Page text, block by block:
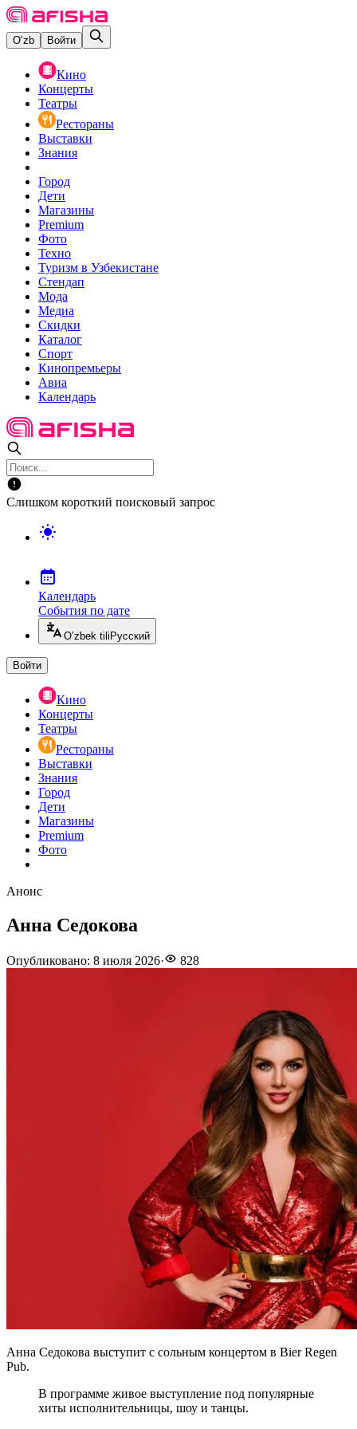
O‘zb Войти
Кино
Концерты
Театры
Рестораны
Выставки
Знания
Город
Дети
Магазины
Premium
Фото
Техно
Туризм в Узбекистане
Стендап
Мода
Медиа
Скидки
Каталог
Спорт
Кинопремьеры
Авиа
Календарь
Слишком короткий поисковый запрос
Календарь
События по дате
O’zbek tili Русский
Войти
Кино
Концерты
Театры
Рестораны
Выставки
Знания
Город
Дети
Магазины
Premium
Фото
Анонс
Анна Седокова
Опубликовано: 8 июля 2026· 828
Анна Седокова выступит с сольным концертом в Bier Regen
Pub.
В программе живое выступление под популярные
хиты исполнительницы, шоу и танцы.